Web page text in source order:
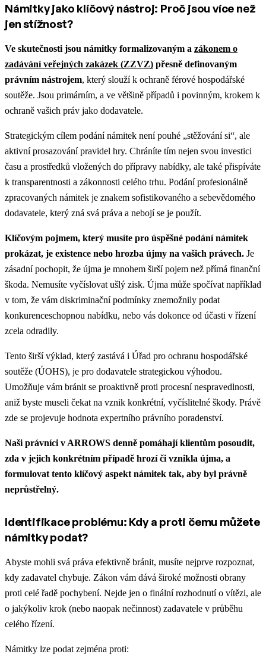
Námitky jako klíčový nástroj: Proč jsou více než
jen stížnost?
Ve skutečnosti jsou námitky formalizovaným a zákonem o
zadávání veřejných zakázek (ZZVZ) přesně definovaným
právním nástrojem, který slouží k ochraně férové hospodářské
soutěže. Jsou primárním, a ve většině případů i povinným, krokem k
ochraně vašich práv jako dodavatele.
Strategickým cílem podání námitek není pouhé „stěžování si“, ale
aktivní prosazování pravidel hry. Chráníte tím nejen svou investici
času a prostředků vložených do přípravy nabídky, ale také přispíváte
k transparentnosti a zákonnosti celého trhu. Podání profesionálně
zpracovaných námitek je znakem sofistikovaného a sebevědomého
dodavatele, který zná svá práva a nebojí se je použít.
Klíčovým pojmem, který musíte pro úspěšné podání námitek
prokázat, je existence nebo hrozba újmy na vašich právech. Je
zásadní pochopit, že újma je mnohem širší pojem než přímá finanční
škoda. Nemusíte vyčíslovat ušlý zisk. Újma může spočívat například
v tom, že vám diskriminační podmínky znemožnily podat
konkurenceschopnou nabídku, nebo vás dokonce od účasti v řízení
zcela odradily.
Tento širší výklad, který zastává i Úřad pro ochranu hospodářské
soutěže (ÚOHS), je pro dodavatele strategickou výhodou.
Umožňuje vám bránit se proaktivně proti procesní nespravedlnosti,
aniž byste museli čekat na vznik konkrétní, vyčíslitelné škody. Právě
zde se projevuje hodnota expertního právního poradenství.
Naši právníci v ARROWS denně pomáhají klientům posoudit,
zda v jejich konkrétním případě hrozí či vznikla újma, a
formulovat tento klíčový aspekt námitek tak, aby byl právně
neprůstřelný.
Identifikace problému: Kdy a proti čemu můžete
námitky podat?
Abyste mohli svá práva efektivně bránit, musíte nejprve rozpoznat,
kdy zadavatel chybuje. Zákon vám dává široké možnosti obrany
proti celé řadě pochybení. Nejde jen o finální rozhodnutí o vítězi, ale
o jakýkoliv krok (nebo naopak nečinnost) zadavatele v průběhu
celého řízení.
Námitky lze podat zejména proti: